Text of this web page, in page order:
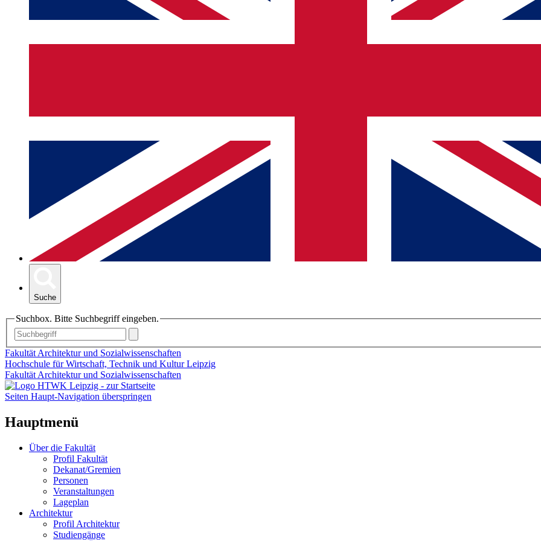
Suche
Suchbox. Bitte Suchbegriff eingeben.
Fakultät Architektur und Sozialwissenschaften
Hochschule für Wirtschaft, Technik und Kultur Leipzig
Fakultät Architektur und Sozialwissenschaften
Seiten Haupt-Navigation überspringen
Hauptmenü
Über die Fakultät
Profil Fakultät
Dekanat/Gremien
Personen
Veranstaltungen
Lageplan
Architektur
Profil Architektur
Studiengänge